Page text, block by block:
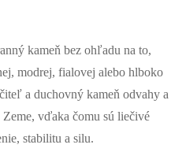
kameň bez ohľadu na to,
modrej, fialovej alebo hlboko
a duchovný kameň odvahy a
vďaka čomu sú liečivé
stabilitu a silu.